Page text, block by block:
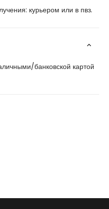
курьером или в пвз.
банковской картой